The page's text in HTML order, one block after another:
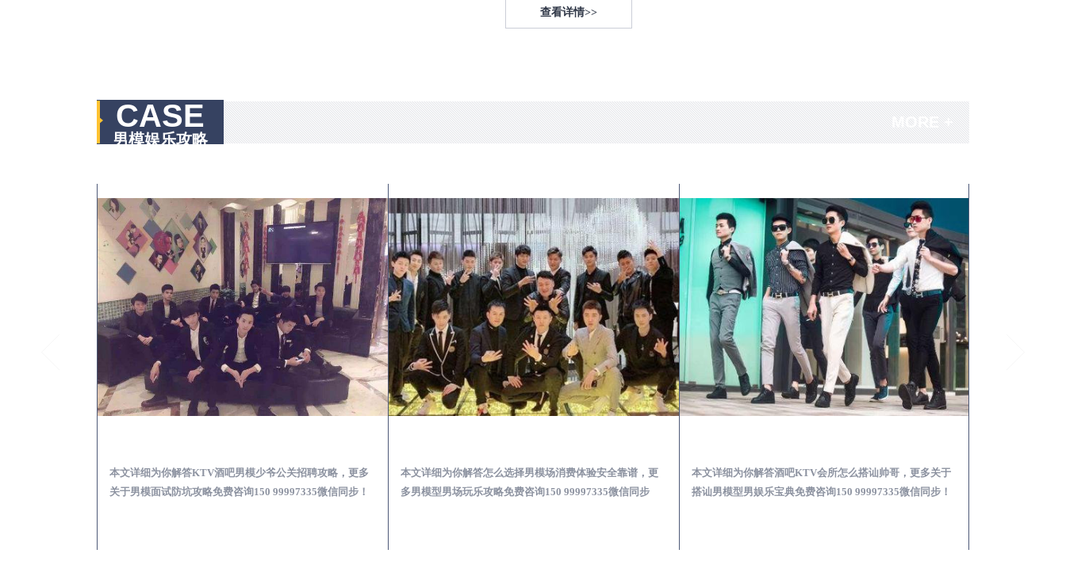
查看详情>>
CASE
男模娱乐攻略
本文详细为你解答KTV酒吧男模少爷公关招聘攻略，更多
关于男模面试防坑攻略免费咨询150 99997335微信同步！
本文详细为你解答怎么选择男模场消费体验安全靠谱，更
多男模型男场玩乐攻略免费咨询150 99997335微信同步
本文详细为你解答酒吧KTV会所怎么搭讪帅哥，更多关于
搭讪男模型男娱乐宝典免费咨询150 99997335微信同步！